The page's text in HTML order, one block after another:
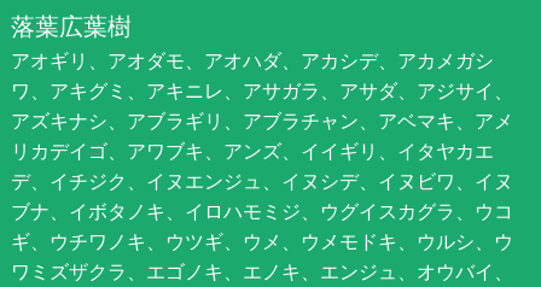
落葉広葉樹
アオギリ、アオダモ、アオハダ、アカシデ、アカメガシ
ワ、アキグミ、アキニレ、アサガラ、アサダ、アジサイ、
アズキナシ、アブラギリ、アブラチャン、アベマキ、アメ
リカデイゴ、アワブキ、アンズ、イイギリ、イタヤカエ
デ、イチジク、イヌエンジュ、イヌシデ、イヌビワ、イヌ
ブナ、イボタノキ、イロハモミジ、ウグイスカグラ、ウコ
ギ、ウチワノキ、ウツギ、ウメ、ウメモドキ、ウルシ、ウ
ワミズザクラ、エゴノキ、エノキ、エンジュ、オウバイ、